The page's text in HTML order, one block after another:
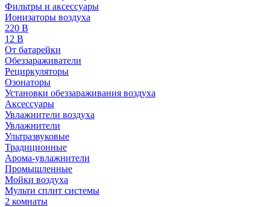
Фильтры и аксессуары
Ионизаторы воздуха
220 В
12 В
От батарейки
Обеззараживатели
Рециркуляторы
Озонаторы
Установки обеззараживания воздуха
Аксессуары
Увлажнители воздуха
Увлажнители
Ультразвуковые
Традиционные
Арома-увлажнители
Промышленные
Мойки воздуха
Мульти сплит системы
2 комнаты